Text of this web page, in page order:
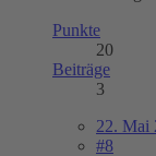
Punkte
20
Beiträge
3
22. Mai
#8